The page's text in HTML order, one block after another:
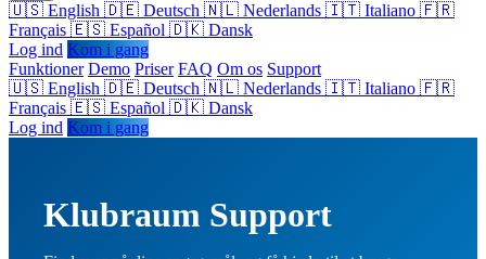
🇺🇸 English 🇩🇪 Deutsch 🇳🇱 Nederlands 🇮🇹 Italiano 🇫🇷
Français 🇪🇸 Español 🇩🇰 Dansk
Log ind Kom i gang
Funktioner Demo Priser FAQ Om os Support
🇺🇸 English 🇩🇪 Deutsch 🇳🇱 Nederlands 🇮🇹 Italiano 🇫🇷
Français 🇪🇸 Español 🇩🇰 Dansk
Log ind Kom i gang
Klubraum Support